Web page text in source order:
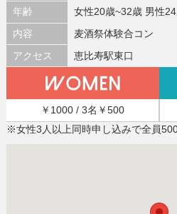
年齢
女性20歳~32歳 男性
内容
麦酒祭体験合コン
アクセス
恵比寿駅東口
￥1000 / 3名￥500
※女性3人以上同時申し込みで全員